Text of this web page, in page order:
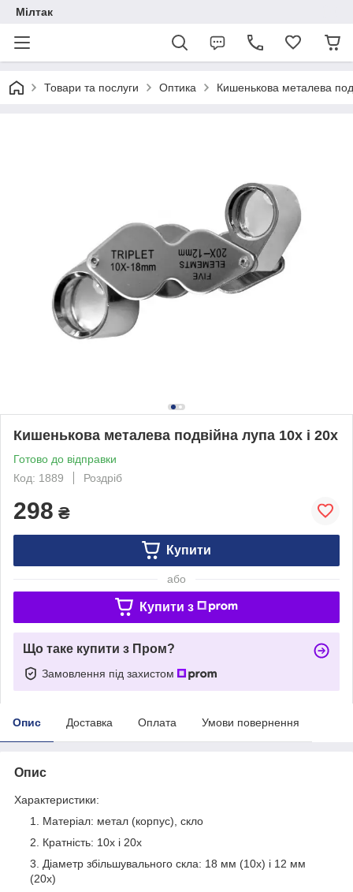
Мілтак
Товари та послуги Оптика Кишенькова металева
Кишенькова металева подвійна лупа 10x і 20x
Готово до відправки
Код: 1889
Роздріб
298 ₴
Купити
або
Купити з
Що таке купити з Пром?
Замовлення під захистом
Опис Доставка Оплата Умови повернення
Опис
Характеристики:
Матеріал: метал (корпус), скло
Кратність: 10x і 20x
Діаметр збільшувального скла: 18 мм (10х) і 12 мм
(20х)